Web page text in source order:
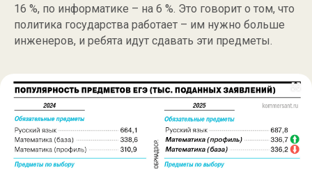
16 %, по информатике – на 6 %. Это говорит о том, что
политика государства работает – им нужно больше
инженеров, и ребята идут сдавать эти предметы.